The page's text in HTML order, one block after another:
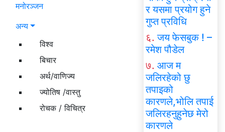
मनोरञ्जन
अन्य
विश्व
बिचार
अर्थ/वाणिज्य
ज्योतिष /वास्तु
रोचक / विचित्र
र यसमा प्रयोग हुने
गुप्त प्रविधि
६. जय फेसबुक ! –
रमेश पौडेल
७. आज म
जलिरहेको छु
तपाइको
कारणले,भोलि तपाई
जलिरहनुहुनेछ मेरो
कारणले